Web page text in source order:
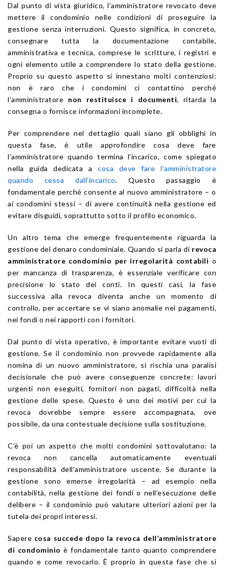
Dal punto di vista giuridico, l’amministratore revocato deve
mettere il condominio nelle condizioni di proseguire la
gestione senza interruzioni. Questo significa, in concreto,
consegnare tutta la documentazione contabile,
amministrativa e tecnica, comprese le scritture, i registri e
ogni elemento utile a comprendere lo stato della gestione.
Proprio su questo aspetto si innestano molti contenziosi:
non è raro che i condomini ci contattino perché
l’amministratore non restituisce i documenti, ritarda la
consegna o fornisce informazioni incomplete.
Per comprendere nel dettaglio quali siano gli obblighi in
questa fase, è utile approfondire cosa deve fare
l’amministratore quando termina l’incarico, come spiegato
nella guida dedicata acosa deve fare l’amministratore
quando cessa dall’incarico. Questo passaggio è
fondamentale perché consente al nuovo amministratore – o
ai condomini stessi – di avere continuità nella gestione ed
evitare disguidi, soprattutto sotto il profilo economico.
Un altro tema che emerge frequentemente riguarda la
gestione del denaro condominiale. Quando si parla di revoca
amministratore condominio per irregolarità contabili o
per mancanza di trasparenza, è essenziale verificare con
precisione lo stato dei conti. In questi casi, la fase
successiva alla revoca diventa anche un momento di
controllo, per accertare se vi siano anomalie nei pagamenti,
nei fondi o nei rapporti con i fornitori.
Dal punto di vista operativo, è importante evitare vuoti di
gestione. Se il condominio non provvede rapidamente alla
nomina di un nuovo amministratore, si rischia una paralisi
decisionale che può avere conseguenze concrete: lavori
urgenti non eseguiti, fornitori non pagati, difficoltà nella
gestione delle spese. Questo è uno dei motivi per cui la
revoca dovrebbe sempre essere accompagnata, ove
possibile, da una contestuale decisione sulla sostituzione.
C’è poi un aspetto che molti condomini sottovalutano: la
revoca non cancella automaticamente eventuali
responsabilità dell’amministratore uscente. Se durante la
gestione sono emerse irregolarità – ad esempio nella
contabilità, nella gestione dei fondi o nell’esecuzione delle
delibere – il condominio può valutare ulteriori azioni per la
tutela dei propri interessi.
Sapere cosa succede dopo la revoca dell’amministratore
di condominio è fondamentale tanto quanto comprendere
quando e come revocarlo. È proprio in questa fase che si